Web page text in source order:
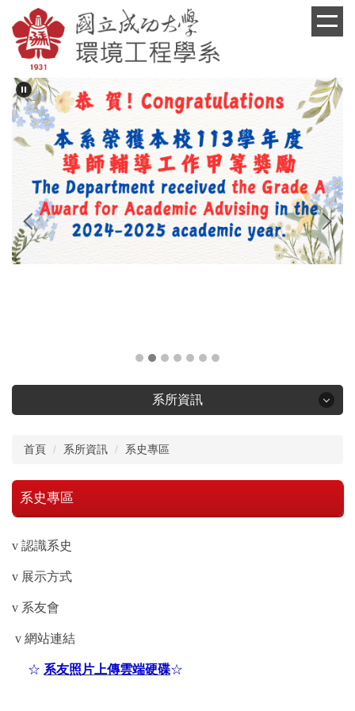
到
主
內
容
區
系所資訊
系所資訊
系所簡介
本系沿革
空間設備
首頁 系所資訊 系史專區
系史專區
v 認識系史
v 展示方式
v 系友會
v 網站連結
☆ 系友照片上傳雲端硬碟☆